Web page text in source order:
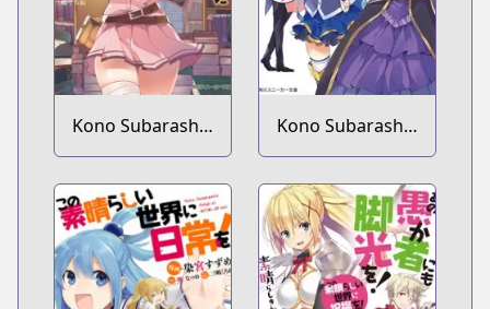
Kono Subarashii
Sekai ni
Shukufuku wo!
Spin-off: Kono
Subarashii Sekai
ni Bakuen wo!
Kono Subarashii
Sekai ni
Shukufuku wo!
Spin-off: Kono
Kamen no
Akuma ni
Soudan wo!